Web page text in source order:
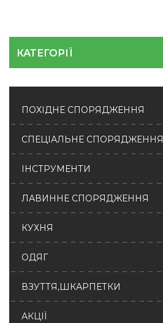
КАТЕГОРІЇ
ПОХІДНЕ СПОРЯДЖЕННЯ
СПЕЦІАЛЬНЕ СПОРЯДЖЕННЯ
ІНСТРУМЕНТИ
ЛАВИННЕ СПОРЯДЖЕННЯ
КУХНЯ
ОДЯГ
ВЗУТТЯ,ШКАРПЕТКИ
АКЦІЇ